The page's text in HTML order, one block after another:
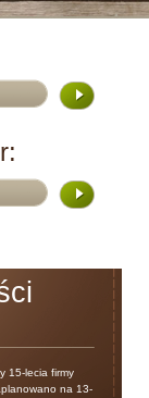
15-lecia firmy
na 13-